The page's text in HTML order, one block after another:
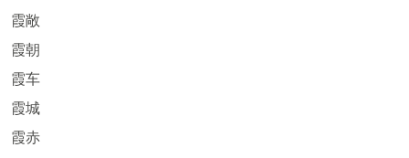
霞敞
霞朝
霞车
霞城
霞赤